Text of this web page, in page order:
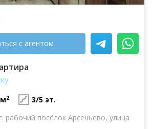
с агентом
2
3/5 эт.
рабочий посёлок Арсеньево, улица